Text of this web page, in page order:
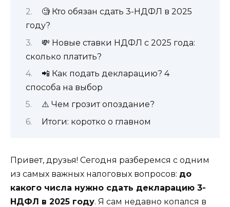
🧐 Кто обязан сдать 3-НДФЛ в 2025
году?
💸 Новые ставки НДФЛ с 2025 года:
сколько платить?
📲 Как подать декларацию? 4
способа на выбор
⚠️ Чем грозит опоздание?
Итоги: коротко о главном
Привет, друзья! Сегодня разберемся с одним
из самых важных налоговых вопросов: до
какого числа нужно сдать декларацию 3-
НДФЛ в 2025 году. Я сам недавно копался в